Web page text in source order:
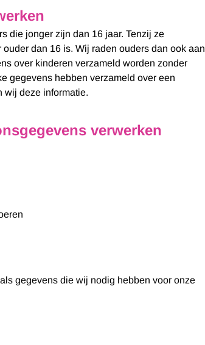
die jonger zijn dan 16 jaar. Tenzij ze
dan 16 is. Wij raden ouders dan ook aan
over kinderen verzameld worden zonder
gegevens hebben verzameld over een
wij deze informatie.
verwerken
gegevens die wij nodig hebben voor onze